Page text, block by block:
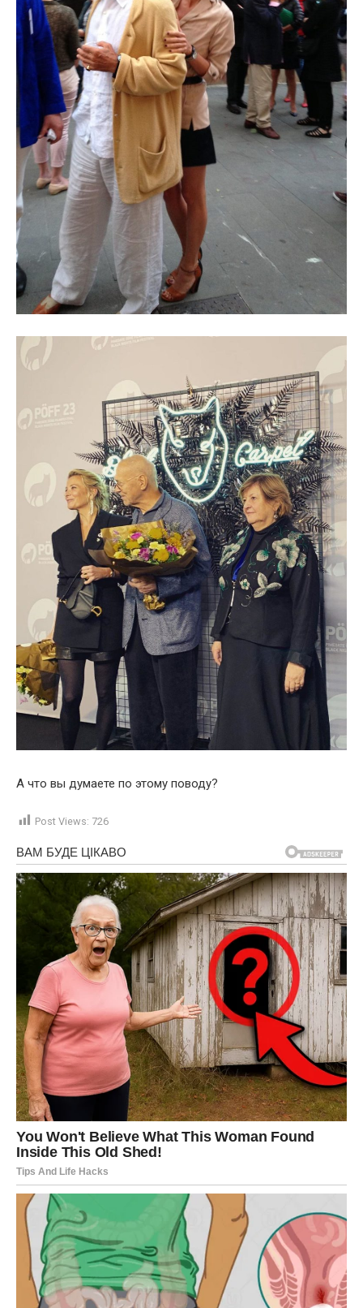
А что вы думаете по этому поводу?
Post Views: 726